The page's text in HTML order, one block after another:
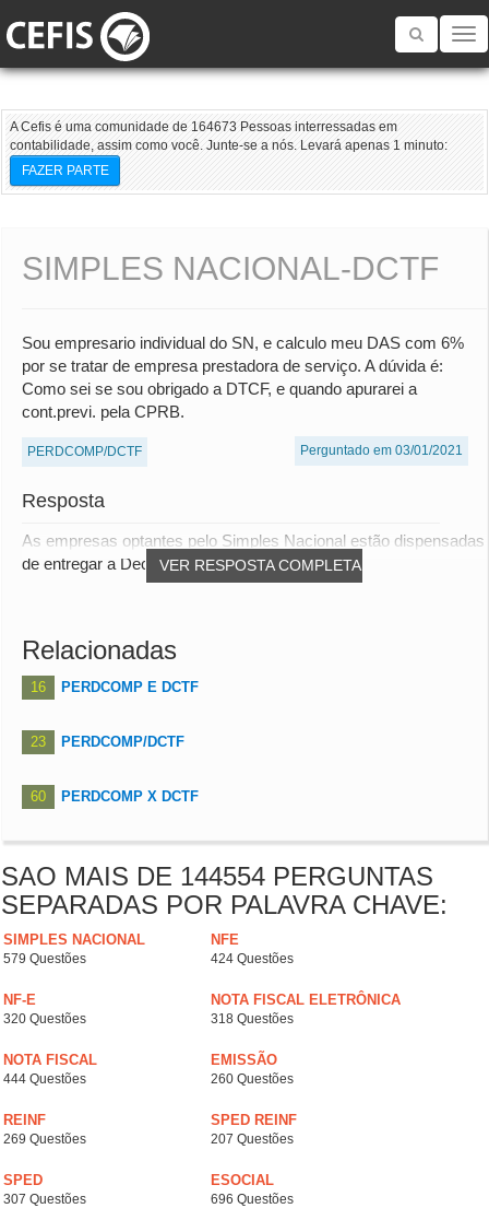
Toggle
A Cefis é uma comunidade de 164673 Pessoas interressadas em
contabilidade, assim como você. Junte-se a nós. Levará apenas 1 minuto:
FAZER PARTE
SIMPLES NACIONAL-DCTF
Sou empresario individual do SN, e calculo meu DAS com 6%
por se tratar de empresa prestadora de serviço. A dúvida é:
Como sei se sou obrigado a DTCF, e quando apurarei a
cont.previ. pela CPRB.
PERDCOMP/DCTF Perguntado em 03/01/2021
Resposta
VER RESPOSTA COMPLETA
As empresas optantes pelo Simples Nacional estão dispensadas
de entregar a Declaração de Débitos e C...
Relacionadas
16 PERDCOMP E DCTF
23 PERDCOMP/DCTF
60 PERDCOMP X DCTF
SAO MAIS DE 144554 PERGUNTAS
SEPARADAS POR PALAVRA CHAVE:
SIMPLES NACIONAL
579 Questões
NFE
424 Questões
NF-E
320 Questões
NOTA FISCAL ELETRÔNICA
318 Questões
NOTA FISCAL
444 Questões
EMISSÃO
260 Questões
REINF
269 Questões
SPED REINF
207 Questões
SPED
307 Questões
ESOCIAL
696 Questões